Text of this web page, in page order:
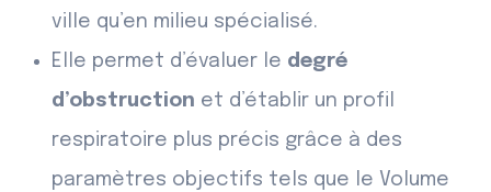
ville qu’en milieu spécialisé.
Elle permet d’évaluer le degré
d’obstruction et d’établir un profil
respiratoire plus précis grâce à des
paramètres objectifs tels que le Volume